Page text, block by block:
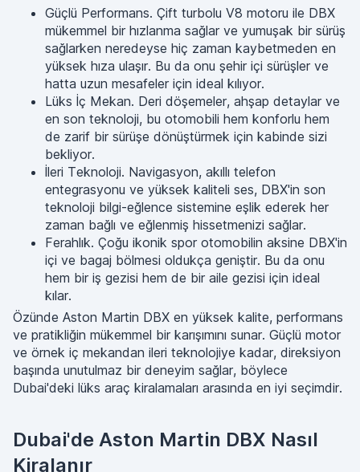
Güçlü Performans. Çift turbolu V8 motoru ile DBX
mükemmel bir hızlanma sağlar ve yumuşak bir sürüş
sağlarken neredeyse hiç zaman kaybetmeden en
yüksek hıza ulaşır. Bu da onu şehir içi sürüşler ve
hatta uzun mesafeler için ideal kılıyor.
Lüks İç Mekan. Deri döşemeler, ahşap detaylar ve
en son teknoloji, bu otomobili hem konforlu hem
de zarif bir sürüşe dönüştürmek için kabinde sizi
bekliyor.
İleri Teknoloji. Navigasyon, akıllı telefon
entegrasyonu ve yüksek kaliteli ses, DBX'in son
teknoloji bilgi-eğlence sistemine eşlik ederek her
zaman bağlı ve eğlenmiş hissetmenizi sağlar.
Ferahlık. Çoğu ikonik spor otomobilin aksine DBX'in
içi ve bagaj bölmesi oldukça geniştir. Bu da onu
hem bir iş gezisi hem de bir aile gezisi için ideal
kılar.
Özünde Aston Martin DBX en yüksek kalite, performans
ve pratikliğin mükemmel bir karışımını sunar. Güçlü motor
ve örnek iç mekandan ileri teknolojiye kadar, direksiyon
başında unutulmaz bir deneyim sağlar, böylece
Dubai'deki lüks araç kiralamaları arasında en iyi seçimdir.
Dubai'de Aston Martin DBX Nasıl
Kiralanır